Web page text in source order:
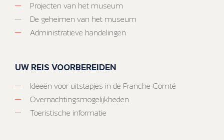
Projecten van het museum
De geheimen van het museum
Administratieve handelingen
UW REIS VOORBEREIDEN
Ideeën voor uitstapjes in de Franche-Comté
Overnachtingsmogelijkheden
Toeristische informatie